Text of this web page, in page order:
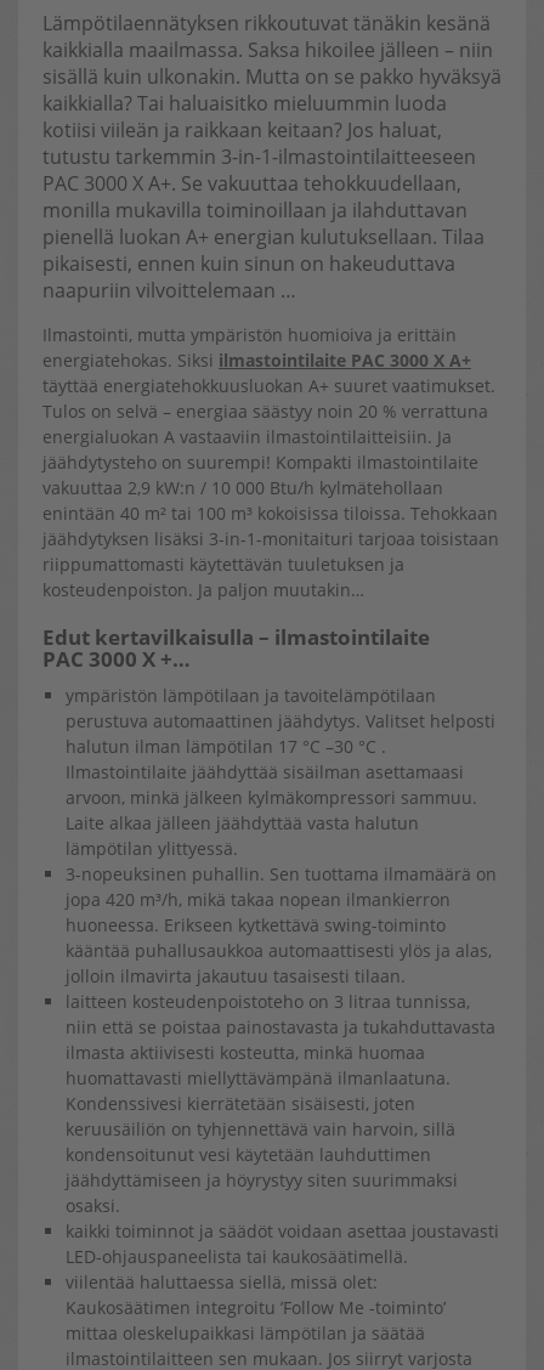
Lämpötilaennätyksen rikkoutuvat tänäkin kesänä
kaikkialla maailmassa. Saksa hikoilee jälleen – niin
sisällä kuin ulkonakin. Mutta on se pakko hyväksyä
kaikkialla? Tai haluaisitko mieluummin luoda
kotiisi viileän ja raikkaan keitaan? Jos haluat,
tutustu tarkemmin 3-in-1-ilmastointilaitteeseen
PAC 3000 X A+. Se vakuuttaa tehokkuudellaan,
monilla mukavilla toiminoillaan ja ilahduttavan
pienellä luokan A+ energian kulutuksellaan. Tilaa
pikaisesti, ennen kuin sinun on hakeuduttava
naapuriin vilvoittelemaan …
Ilmastointi, mutta ympäristön huomioiva ja erittäin
energiatehokas. Siksi ilmastointilaite PAC 3000 X A+
täyttää energiatehokkuusluokan A+ suuret vaatimukset.
Tulos on selvä – energiaa säästyy noin 20 % verrattuna
energialuokan A vastaaviin ilmastointilaitteisiin. Ja
jäähdytysteho on suurempi! Kompakti ilmastointilaite
vakuuttaa 2,9 kW:n / 10 000 Btu/h kylmätehollaan
enintään 40 m² tai 100 m³ kokoisissa tiloissa. Tehokkaan
jäähdytyksen lisäksi 3-in-1-monitaituri tarjoaa toisistaan
riippumattomasti käytettävän tuuletuksen ja
kosteudenpoiston. Ja paljon muutakin…
Edut kertavilkaisulla – ilmastointilaite
PAC 3000 X +…
ympäristön lämpötilaan ja tavoitelämpötilaan
perustuva automaattinen jäähdytys. Valitset helposti
halutun ilman lämpötilan 17 °C –30 °C .
Ilmastointilaite jäähdyttää sisäilman asettamaasi
arvoon, minkä jälkeen kylmäkompressori sammuu.
Laite alkaa jälleen jäähdyttää vasta halutun
lämpötilan ylittyessä.
3-nopeuksinen puhallin. Sen tuottama ilmamäärä on
jopa 420 m³/h, mikä takaa nopean ilmankierron
huoneessa. Erikseen kytkettävä swing-toiminto
kääntää puhallusaukkoa automaattisesti ylös ja alas,
jolloin ilmavirta jakautuu tasaisesti tilaan.
laitteen kosteudenpoistoteho on 3 litraa tunnissa,
niin että se poistaa painostavasta ja tukahduttavasta
ilmasta aktiivisesti kosteutta, minkä huomaa
huomattavasti miellyttävämpänä ilmanlaatuna.
Kondenssivesi kierrätetään sisäisesti, joten
keruusäiliön on tyhjennettävä vain harvoin, sillä
kondensoitunut vesi käytetään lauhduttimen
jäähdyttämiseen ja höyrystyy siten suurimmaksi
osaksi.
kaikki toiminnot ja säädöt voidaan asettaa joustavasti
LED-ohjauspaneelista tai kaukosäätimellä.
viilentää haluttaessa siellä, missä olet:
Kaukosäätimen integroitu ’Follow Me -toiminto’
mittaa oleskelupaikkasi lämpötilan ja säätää
ilmastointilaitteen sen mukaan. Jos siirryt varjosta